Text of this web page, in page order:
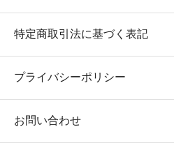
特定商取引法に基づく表記
プライバシーポリシー
お問い合わせ